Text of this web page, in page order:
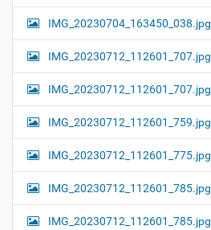
IMG_20230704_163450_038.jpg
IMG_20230712_112601_707.jpg
IMG_20230712_112601_707.jpg
IMG_20230712_112601_759.jpg
IMG_20230712_112601_775.jpg
IMG_20230712_112601_785.jpg
IMG_20230712_112601_785.jpg